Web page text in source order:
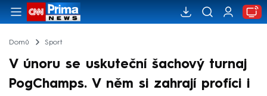
Domů Sport
V únoru se uskuteční šachový turnaj
PogChamps. V něm si zahrají profíci i